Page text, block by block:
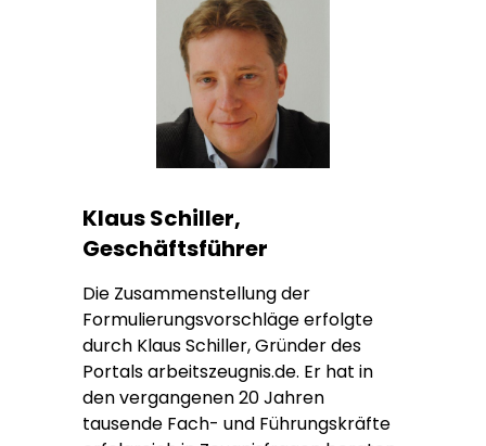
Klaus Schiller,
Geschäftsführer
Die Zusammenstellung der
Formulierungsvorschläge erfolgte
durch Klaus Schiller, Gründer des
Portals arbeitszeugnis.de. Er hat in
den vergangenen 20 Jahren
tausende Fach- und Führungskräfte